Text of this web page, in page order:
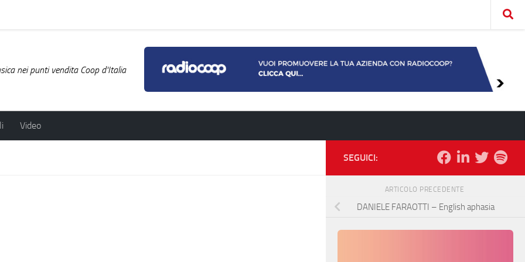
nei punti vendita Coop d'Italia
Video
SEGUICI:
ARTICOLO PRECEDENTE
DANIELE FARAOTTI – English aphasia